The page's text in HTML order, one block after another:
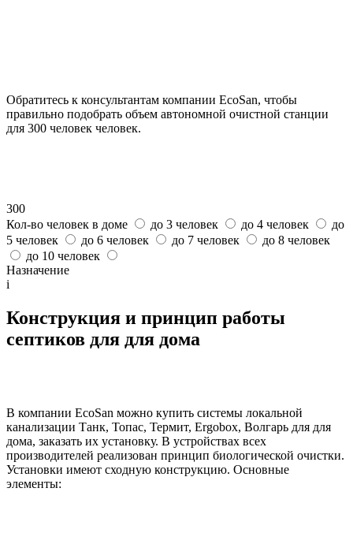
Обратитесь к консультантам компании EcoSan, чтобы
правильно подобрать объем автономной очистной станции
для 300 человек человек.
300
Кол-во человек в доме
до 3 человек до 4 человек
до
5 человек
до 6 человек до 7 человек
до 8 человек
до 10 человек
Назначение
i
Конструкция и принцип работы
септиков для для дома
В компании EcoSan можно купить системы локальной
канализации Танк, Топас, Термит, Ergobox, Волгарь для для
дома, заказать их установку. В устройствах всех
производителей реализован принцип биологической очистки.
Установки имеют сходную конструкцию. Основные
элементы: